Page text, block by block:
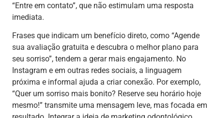
“Entre em contato”, que não estimulam uma resposta
imediata.
Frases que indicam um benefício direto, como “Agende
sua avaliação gratuita e descubra o melhor plano para
seu sorriso”, tendem a gerar mais engajamento. No
Instagram e em outras redes sociais, a linguagem
próxima e informal ajuda a criar conexão. Por exemplo,
“Quer um sorriso mais bonito? Reserve seu horário hoje
mesmo!” transmite uma mensagem leve, mas focada em